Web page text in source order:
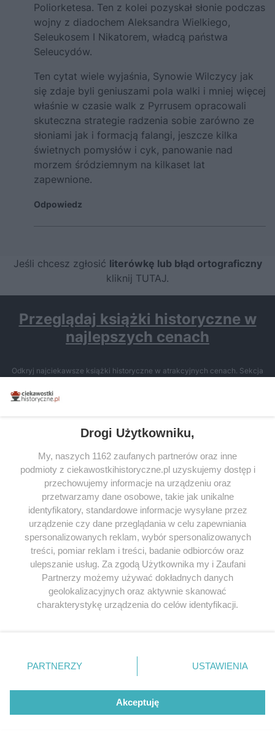
Poliorketesa. Ten z kolei pozyskał słonie podczas
wojny z diadochem Aleksandra Wielkiego,
Seleukosem I Nikatorem, władcą państwa
Seleucydów.
Ten cytat wiele wyjaśnia, Synowie Wilczycy jak
się zdaje byli geniuszami pola walki i mniej więcej
właśnie w czasie walk z Pyrrusem opracowali
skuteczna strategie radzenia sobie zarówno ze
słoniami jak i formacją falangi, jeszcze kilka
świetnych pomysłów i cyk, panowanie nad
morzem śródziemnym na kilkaset lat
zapewnione.
Odpowiedz
Jeśli chcesz zgłosić literówkę lub błąd ortograficzny
kliknij TUTAJ.
Przeglądaj książki historyczne w
najlepszych cenach
Odkryj najciekawsze książki historyczne w atrakcyjnych cenach. Sekcja
miłośników literatury w Polsce – dzięki temu możesz wybierać spośród
tytułów najwyżej ocenianych przez czytelników.
SERWIS
SPOŁECZNOŚĆ
WSPÓŁPRACA
KONTAKT
ODWIEDŹ RÓWNIEŻ:
Drogi Użytkowniku,
My, naszych 1162 zaufanych partnerów oraz inne
podmioty z ciekawostkihistoryczne.pl uzyskujemy dostęp i
przechowujemy informacje na urządzeniu oraz
przetwarzamy dane osobowe, takie jak unikalne
identyfikatory, standardowe informacje wysyłane przez
urządzenie czy dane przeglądania w celu zapewniania
spersonalizowanych reklam, wybór spersonalizowanych
treści, pomiar reklam i treści, badanie odbiorców oraz
ulepszanie usług. Za zgodą Użytkownika my i Zaufani
Partnerzy możemy używać dokładnych danych
geolokalizacyjnych oraz aktywnie skanować
charakterystykę urządzenia do celów identyfikacji.
zmienić/wycofać klikając przycisk ustawień prywatności
znajdujący się w lewym dolnym rogu strony
. Niektóre
użytkownika, ale masz prawo sprzeciwić się takiemu
przetwarzaniu. Preferencje będą miały zastosowania tylko
PARTNERZY USTAWIENIA
Akceptuję